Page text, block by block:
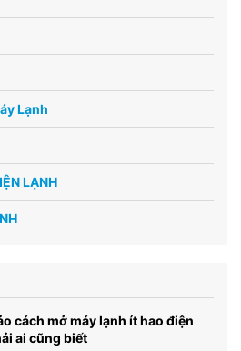
Lạnh
LẠNH
cách mở máy lạnh ít hao điện
ai cũng biết